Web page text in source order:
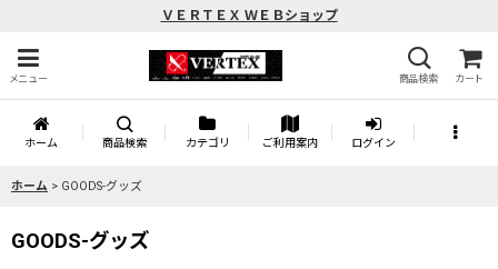
ＶＥＲＴＥＸ ＷＥＢショップ
メニュー 商品検索 カート
ホーム 商品検索 カテゴリ ご利用案内 ログイン
ホーム > GOODS-グッズ
GOODS-グッズ